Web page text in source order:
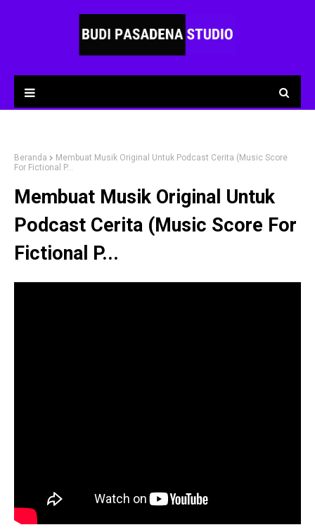
Beranda
Membuat Musik Original Untuk Podcast Cerita (Music Score
For Fictional P...
Membuat Musik Original Untuk
Podcast Cerita (Music Score For
Fictional P...